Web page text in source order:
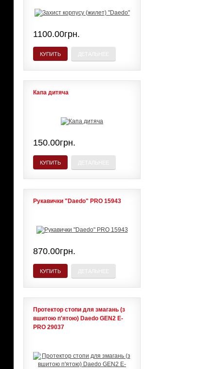
1100.00грн.
КУПИТЬ
Капа дитяча
150.00грн.
КУПИТЬ
Рукавички "Daedo" PRO 15943
870.00грн.
КУПИТЬ
Протектор стопи для змагань (з
вшитою п'ятою) Daedo GEN2 E-
PRO 29037